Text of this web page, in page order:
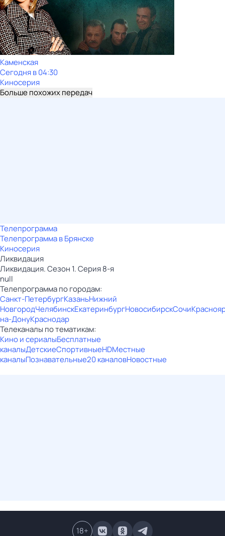
Каменская
Сегодня в 04:30
Киносерия
Больше похожих передач
Телепрограмма
Телепрограмма в Брянске
Киносерия
Ликвидация
Ликвидация. Сезон 1. Серия 8-я
null
Телепрограмма по городам:
Санкт-ПетербургКазаньНижний
НовгородЧелябинскЕкатеринбургНовосибирскСочи
на-ДонуКраснодар
Телеканалы по тематикам:
Кино и сериалыБесплатные
каналыДетскиеСпортивныеHDМестные
каналыПознавательные20 каналовНовостные
18+